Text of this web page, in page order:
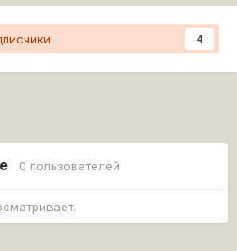
4
0 пользователей